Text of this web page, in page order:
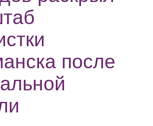
после